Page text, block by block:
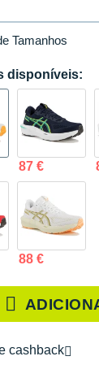
Tamanhos
disponíveis:
87 €
88 €
cashback